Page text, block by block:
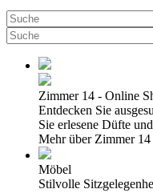
Zimmer 14 - Online
Entdecken Sie
Sie erlesene Düfte
Mehr über Zimmer 14
Möbel
Stilvolle